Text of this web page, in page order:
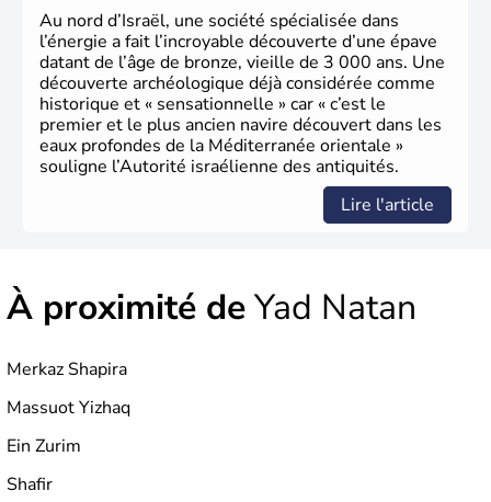
Au nord d’Israël, une société spécialisée dans
l’énergie a fait l’incroyable découverte d’une épave
datant de l’âge de bronze, vieille de 3 000 ans. Une
découverte archéologique déjà considérée comme
historique et « sensationnelle » car « c’est le
premier et le plus ancien navire découvert dans les
eaux profondes de la Méditerranée orientale »
souligne l’Autorité israélienne des antiquités.
Lire l'article
À proximité deYad Natan
Merkaz Shapira
Massuot Yizhaq
Ein Zurim
Shafir